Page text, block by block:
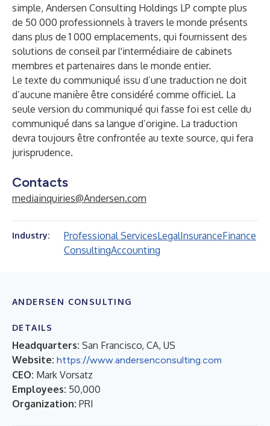
simple, Andersen Consulting Holdings LP compte plus
de 50 000 professionnels à travers le monde présents
dans plus de 1 000 emplacements, qui fournissent des
solutions de conseil par l'intermédiaire de cabinets
membres et partenaires dans le monde entier.
Le texte du communiqué issu d’une traduction ne doit
d’aucune manière être considéré comme officiel. La
seule version du communiqué qui fasse foi est celle du
communiqué dans sa langue d’origine. La traduction
devra toujours être confrontée au texte source, qui fera
jurisprudence.
Contacts
mediainquiries@Andersen.com
Industry: Professional ServicesLegalInsuranceFinance
ConsultingAccounting
ANDERSEN CONSULTING
DETAILS
Headquarters: San Francisco, CA, US
Website: https://www.andersenconsulting.com
CEO: Mark Vorsatz
Employees: 50,000
Organization: PRI